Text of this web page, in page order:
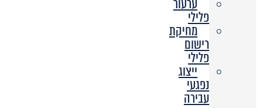
פלילי
מחיקת
רישום
פלילי
ייצוג
נפגעי
עבירה